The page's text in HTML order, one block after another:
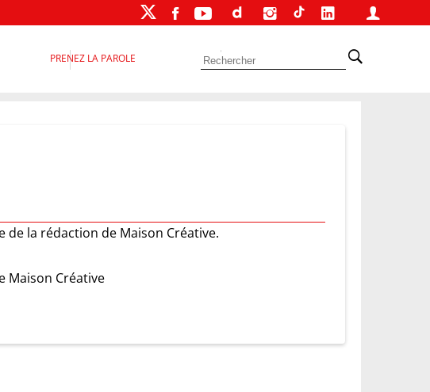
PRENEZ LA PAROLE
de la rédaction de Maison Créative.
Maison Créative